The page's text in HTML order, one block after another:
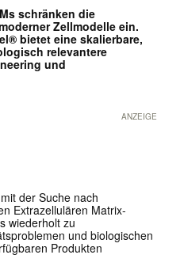
schränken die
Zellmodelle ein.
bietet eine skalierbare,
relevantere
und
ANZEIGE
der Suche nach
Extrazellulären Matrix-
wiederholt zu
und biologischen
Produkten